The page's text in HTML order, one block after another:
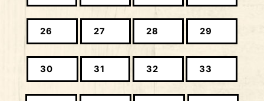
26 27 28 29
30 31 32 33